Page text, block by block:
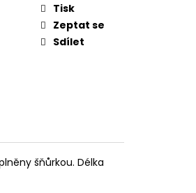
Tisk
Zeptat se
Sdílet
šňůrkou. Délka